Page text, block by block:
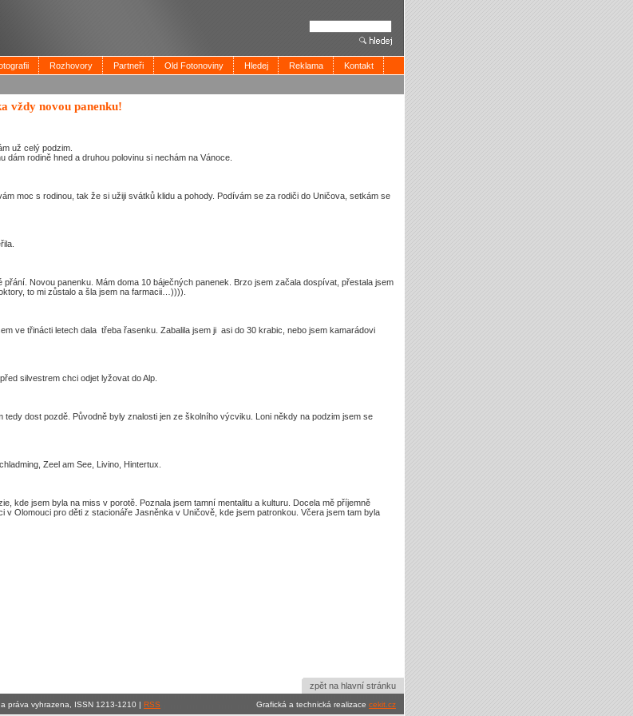
Rozhovory Partneři Old Fotonoviny Hledej Reklama Kontakt
vždy novou panenku!
už celý podzim.
rodině hned a druhou polovinu si nechám na Vánoce.
moc s rodinou, tak že si užiji svátků klidu a pohody. Podívám se za rodiči do Uničova, setkám se
přání. Novou panenku. Mám doma 10 báječných panenek. Brzo jsem začala dospívat, přestala jsem
to mi zůstalo a šla jsem na farmacii…)))).
ve třinácti letech dala třeba řasenku. Zabalila jsem ji asi do 30 krabic, nebo jsem kamarádovi
silvestrem chci odjet lyžovat do Alp.
tedy dost pozdě. Původně byly znalosti jen ze školního výcviku. Loni někdy na podzim jsem se
Zeel am See, Livino, Hintertux.
kde jsem byla na miss v porotě. Poznala jsem tamní mentalitu a kulturu. Docela mě příjemně
Olomouci pro děti z stacionáře Jasněnka v Uničově, kde jsem patronkou. Včera jsem tam byla
zpět na hlavní stránku
práva vyhrazena, ISSN 1213-1210 | RSS Grafická a technická realizace cekit.cz